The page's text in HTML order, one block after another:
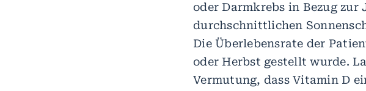
oder Darmkrebs in Bezug zur
durchschnittlichen
Die Überlebensrate der
oder Herbst gestellt wurde.
Vermutung, dass Vitamin D